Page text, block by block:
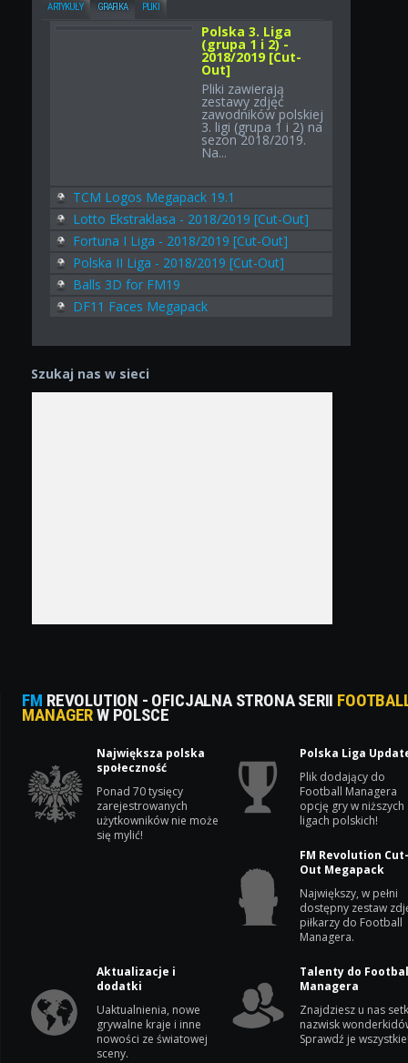
ARTYKUŁY GRAFIKA PLIKI
Polska 3. Liga
(grupa 1 i 2) -
2018/2019 [Cut-
Out]
Pliki zawierają
zestawy zdjęć
zawodników polskiej
3. ligi (grupa 1 i 2) na
sezon 2018/2019.
Na...
TCM Logos Megapack 19.1
Lotto Ekstraklasa - 2018/2019 [Cut-Out]
Fortuna I Liga - 2018/2019 [Cut-Out]
Polska II Liga - 2018/2019 [Cut-Out]
Balls 3D for FM19
DF11 Faces Megapack
Szukaj nas w sieci
FM REVOLUTION - OFICJALNA STRONA SERII
MANAGERW POLSCE
Największa polska
społeczność
Ponad 70 tysięcy
zarejestrowanych
użytkowników nie może
się mylić!
Polska Liga
Plik dodający do
Football Managera
opcję gry w niższych
ligach polskich!
FM Revolution
Out Megapack
Największy, w pełni
dostępny zestaw
piłkarzy do Football
Managera.
Aktualizacje i
dodatki
Uaktualnienia, nowe
grywalne kraje i inne
nowości ze światowej
sceny.
Talenty do
Managera
Znajdziesz u nas
nazwisk
Sprawdź je